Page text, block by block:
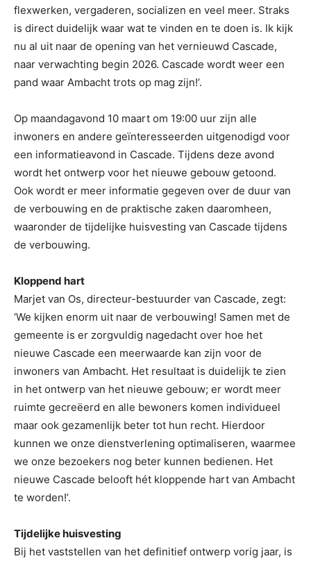
flexwerken, vergaderen, socializen en veel meer. Straks
is direct duidelijk waar wat te vinden en te doen is. Ik kijk
nu al uit naar de opening van het vernieuwd Cascade,
naar verwachting begin 2026. Cascade wordt weer een
pand waar Ambacht trots op mag zijn!’.
Op maandagavond 10 maart om 19:00 uur zijn alle
inwoners en andere geïnteresseerden uitgenodigd voor
een informatieavond in Cascade. Tijdens deze avond
wordt het ontwerp voor het nieuwe gebouw getoond.
Ook wordt er meer informatie gegeven over de duur van
de verbouwing en de praktische zaken daaromheen,
waaronder de tijdelijke huisvesting van Cascade tijdens
de verbouwing.
Kloppend hart
Marjet van Os, directeur-bestuurder van Cascade, zegt:
‘We kijken enorm uit naar de verbouwing! Samen met de
gemeente is er zorgvuldig nagedacht over hoe het
nieuwe Cascade een meerwaarde kan zijn voor de
inwoners van Ambacht. Het resultaat is duidelijk te zien
in het ontwerp van het nieuwe gebouw; er wordt meer
ruimte gecreëerd en alle bewoners komen individueel
maar ook gezamenlijk beter tot hun recht. Hierdoor
kunnen we onze dienstverlening optimaliseren, waarmee
we onze bezoekers nog beter kunnen bedienen. Het
nieuwe Cascade belooft hét kloppende hart van Ambacht
te worden!’.
Tijdelijke huisvesting
Bij het vaststellen van het definitief ontwerp vorig jaar, is